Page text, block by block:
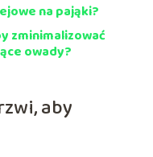
na pająki?
zminimalizować
owady?
aby